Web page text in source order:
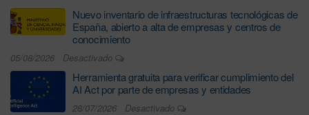
Nuevo inventario de infraestructuras tecnológicas de
España, abierto a alta de empresas y centros de
conocimiento
05/08/2026 Desactivado
Herramienta gratuita para verificar cumplimiento del
AI Act por parte de empresas y entidades
28/07/2026 Desactivado